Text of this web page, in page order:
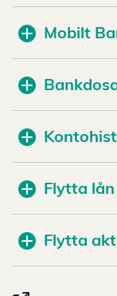
Mobilt
Flytta lån
Flytta